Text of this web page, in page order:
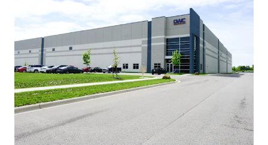
Bekijk meer